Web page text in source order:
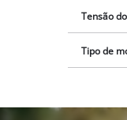
Tensão
Tipo de